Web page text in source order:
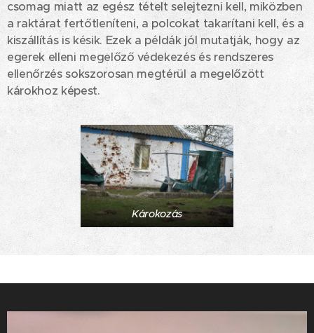
csomag miatt az egész tételt selejtezni kell, miközben
a raktárat fertőtleníteni, a polcokat takarítani kell, és a
kiszállítás is késik. Ezek a példák jól mutatják, hogy az
egerek elleni megelőző védekezés és rendszeres
ellenőrzés sokszorosan megtérül a megelőzött
károkhoz képest.
Károkozás